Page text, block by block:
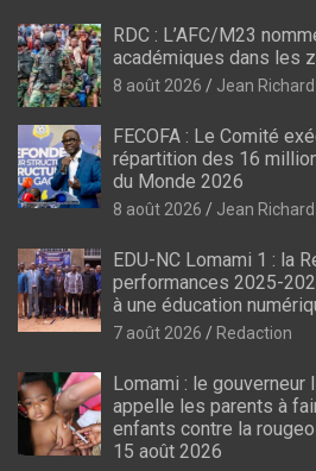
RDC : L’AFC/M23
académiques dans les
8 août 2026 Jean Richard
FECOFA : Le Comité
répartition des 16
du Monde 2026
8 août 2026 Jean Richard
EDU-NC Lomami 1 : la
performances 2025-
à une éducation
7 août 2026 Redaction
Lomami : le gouverneur
appelle les parents à
enfants contre la
15 août 2026